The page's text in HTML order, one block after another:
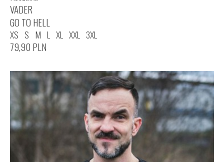
VADER
GO TO HELL
XS S M L XL XXL 3XL
79,90 PLN